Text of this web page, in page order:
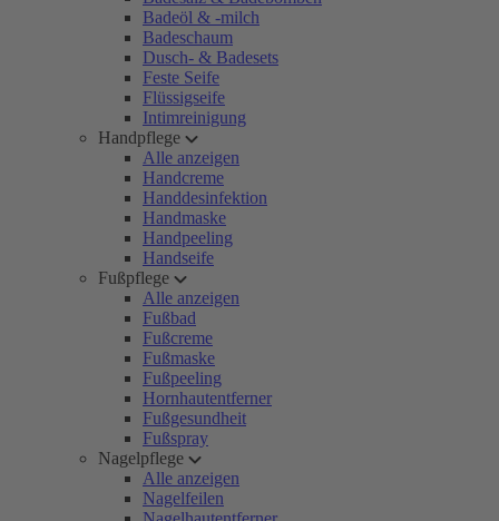
Badeöl & -milch
Badeschaum
Dusch- & Badesets
Feste Seife
Flüssigseife
Intimreinigung
Handpflege
Alle anzeigen
Handcreme
Handdesinfektion
Handmaske
Handpeeling
Handseife
Fußpflege
Alle anzeigen
Fußbad
Fußcreme
Fußmaske
Fußpeeling
Hornhautentferner
Fußgesundheit
Fußspray
Nagelpflege
Alle anzeigen
Nagelfeilen